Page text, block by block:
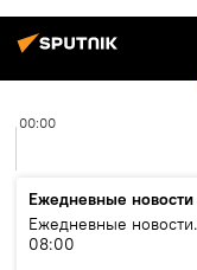
00:00
Ежедневные новости
Ежедневные
08:00